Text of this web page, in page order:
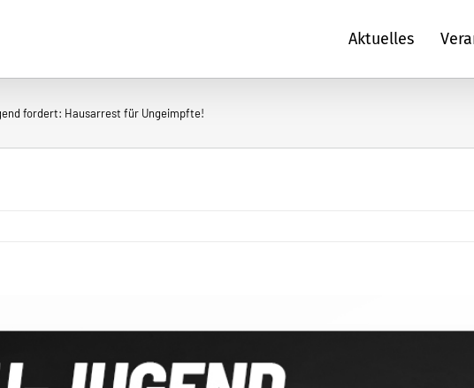
Aktuelles
fordert: Hausarrest für Ungeimpfte!